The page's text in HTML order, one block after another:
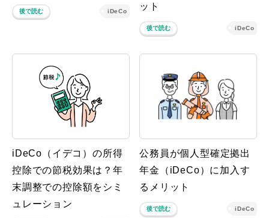
後で読む iDeCo
ット
後で読む iDeCo
iDeCo（イデコ）の所得
控除での節税効果は？年
末調整での控除額をシミ
ュレーション
公務員が個人型確定拠出
年金（iDeCo）に加入す
るメリット
後で読む iDeCo